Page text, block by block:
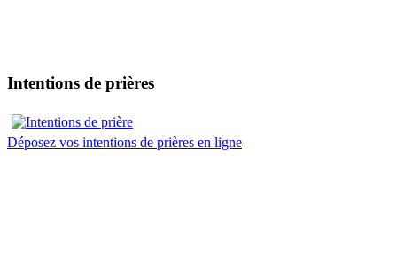
Intentions de prières
Déposez vos intentions de prières en ligne